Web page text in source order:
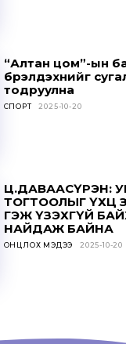
“Алтан цом”-ын
бүрэлдэхүүнийг
тодруулна
СПОРТ 2025-10-20
Ц.ДАВААСҮРЭН:
ТОГТООЛЫГ ҮХЦ
ГЭЖ ҮЗЭХГҮЙ
НАЙДАЖ БАЙНА
ОНЦЛОХ МЭДЭЭ 2025-10-20